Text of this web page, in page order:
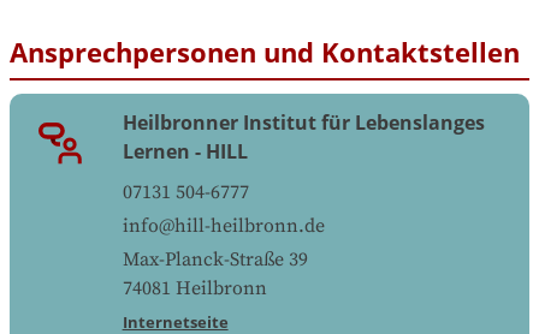
Ansprechpersonen und Kontaktstellen
Heilbronner Institut für Lebenslanges
Lernen - HILL
07131 504-6777
info@hill-heilbronn.de
Max-Planck-Straße 39
74081 Heilbronn
Internetseite